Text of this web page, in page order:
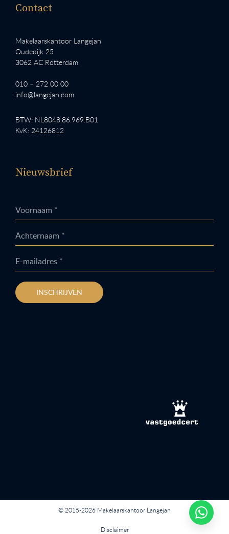
Contact
Makelaarskantoor Langejan
Oudedijk 25
3062 AC Rotterdam
010 – 272 00 00
info@langejan.com
BTW: NL8048.86.969.B01
KvK: 24126812
Nieuwsbrief
Voornaam *
Achternaam *
E-mailadres *
INSCHRIJVEN
© 2015-2026 Makelaarskantoor Langejan
Disclaimer